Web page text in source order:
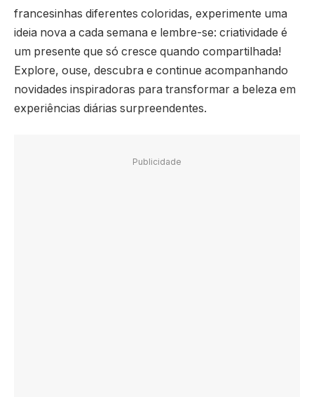
francesinhas diferentes coloridas, experimente uma
ideia nova a cada semana e lembre-se: criatividade é
um presente que só cresce quando compartilhada!
Explore, ouse, descubra e continue acompanhando
novidades inspiradoras para transformar a beleza em
experiências diárias surpreendentes.
Publicidade